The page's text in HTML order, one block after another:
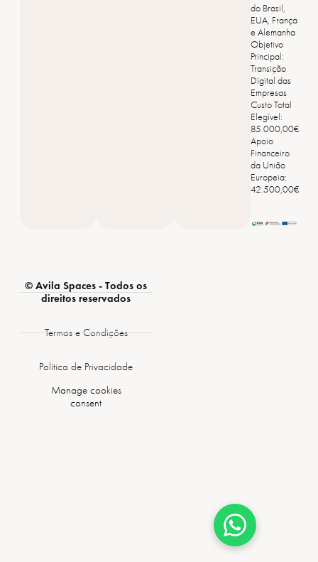
do Brasil,
EUA, França
e Alemanha
Objetivo
Principal:
Transição
Digital das
Empresas
Custo Total
Elegível:
85.000,00€
Apoio
Financeiro
da União
Europeia:
42.500,00€
© Avila Spaces - Todos os
direitos reservados
Termos e Condições
Política de Privacidade
Manage cookies
consent